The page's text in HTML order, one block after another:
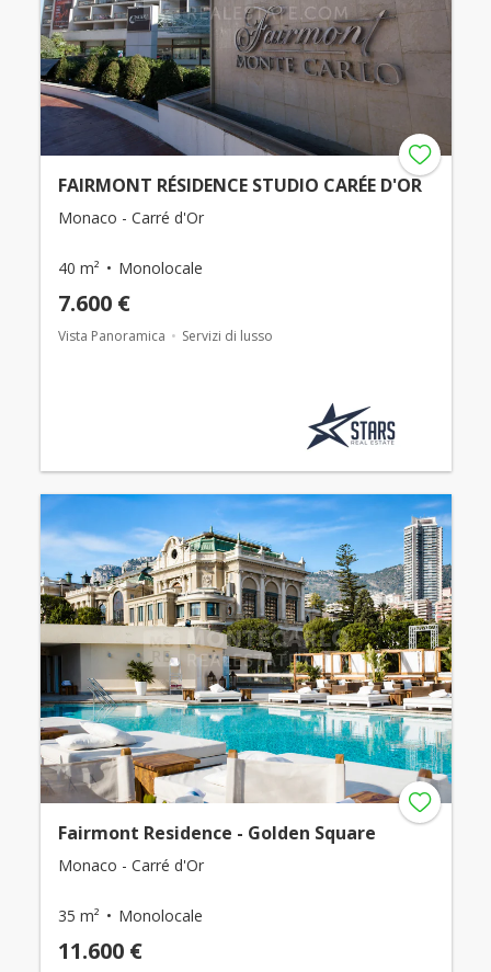
FAIRMONT RÉSIDENCE STUDIO CARÉE D'OR
Monaco - Carré d'Or
40 m² Monolocale
7.600 €
Vista Panoramica Servizi di lusso
Fairmont Residence - Golden Square
Monaco - Carré d'Or
35 m² Monolocale
11.600 €